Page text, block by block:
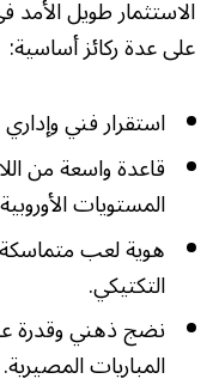
الاستثمار طويل الأمد
على عدة ركائز أساسية:
استقرار فني
قاعدة واسعة من
المستويات
هوية لعب متماسكة
التكتيكي.
نضج ذهني وقدرة
المباريات المصيرية.